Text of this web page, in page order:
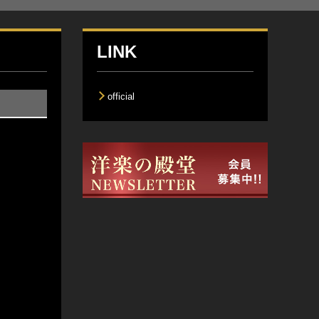
LINK
official